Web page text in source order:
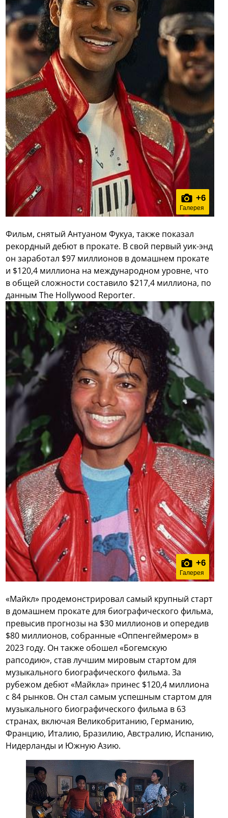
+6
Галерея
Фильм, снятый Антуаном Фукуа, также показал
рекордный дебют в прокате. В свой первый уик-энд
он заработал $97 миллионов в домашнем прокате
и $120,4 миллиона на международном уровне, что
в общей сложности составило $217,4 миллиона, по
данным The Hollywood Reporter.
+6
Галерея
«Майкл» продемонстрировал самый крупный старт
в домашнем прокате для биографического фильма,
превысив прогнозы на $30 миллионов и опередив
$80 миллионов, собранные «Оппенгеймером» в
2023 году. Он также обошел «Богемскую
рапсодию», став лучшим мировым стартом для
музыкального биографического фильма. За
рубежом дебют «Майкла» принес $120,4 миллиона
с 84 рынков. Он стал самым успешным стартом для
музыкального биографического фильма в 63
странах, включая Великобританию, Германию,
Францию, Италию, Бразилию, Австралию, Испанию,
Нидерланды и Южную Азию.